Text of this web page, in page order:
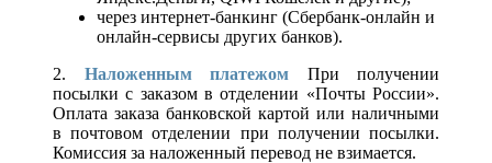
через интернет-банкинг (Сбербанк-онлайн и
онлайн-сервисы других банков).
2. Наложенным платежом При получении
посылки с заказом в отделении «Почты России».
Оплата заказа банковской картой или наличными
в почтовом отделении при получении посылки.
Комиссия за наложенный перевод не взимается.